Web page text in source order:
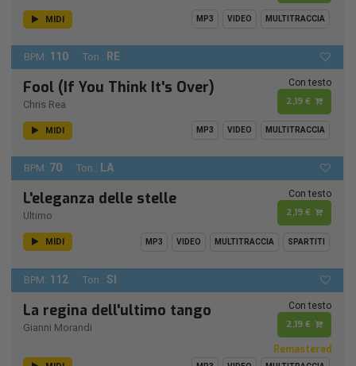
MIDI MP3 VIDEO MULTITRACCIA
BPM: 110 Ton.: RE
Fool (If You Think It's Over)
Chris Rea
Con testo
2,19 €
MIDI MP3 VIDEO MULTITRACCIA
BPM: 70 Ton.: LA
L'eleganza delle stelle
Ultimo
Con testo
2,19 €
MIDI MP3 VIDEO MULTITRACCIA SPARTITI
BPM: 112 Ton.: SI
La regina dell'ultimo tango
Gianni Morandi
Con testo
2,19 €
Remastered